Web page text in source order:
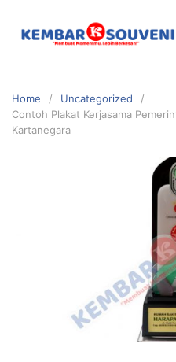
Home
Uncategorized
Contoh Plakat Kerjasama
Kartanegara